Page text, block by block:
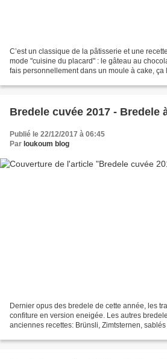
C’est un classique de la pâtisserie et une
mode "cuisine du placard" : le gâteau au
fais personnellement dans un moule à cake,
Bredele cuvée 2017 - Bredele
Publié le 22/12/2017 à 06:45
Par loukoum blog
Dernier opus des bredele de cette année, les
confiture en version eneigée. Les autres
anciennes recettes: Brünsli, Zimtsternen,